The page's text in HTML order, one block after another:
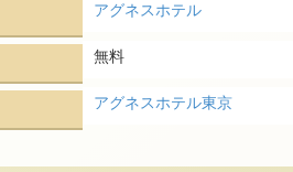
アグネスホテル
無料
アグネスホテル東京